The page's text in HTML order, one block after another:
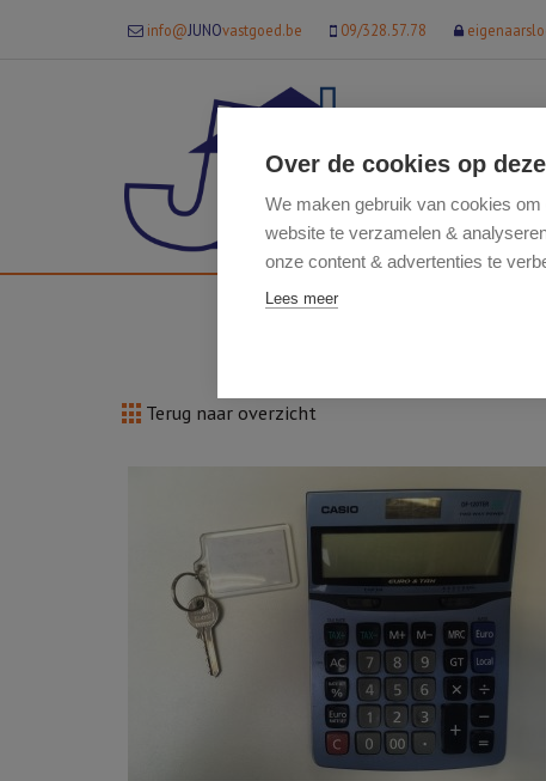
info@JUNOvastgoed.be 09/328.57.78
Terug naar overzicht
Over de cookies op
We maken gebruik van cookies
website te verzamelen &
onze content & advertenties te
Lees meer